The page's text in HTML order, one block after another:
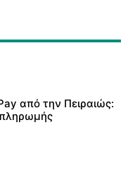
από την Πειραιώς: